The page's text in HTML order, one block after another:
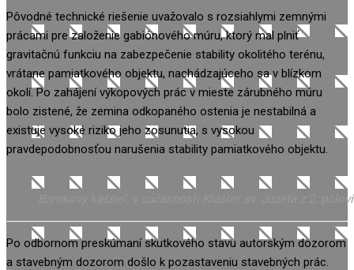
Pôvodné technické riešenie uvažovalo s rozsiahlymi zemnými
prácami pre založenie gabiónového múru, ktorý mal plniť
gravitačnú funkciu na zabezpečenie stability okolitého terénu,
vrátane pamiatkového objektu, nachádzajúceho sa v blízkom
okolí. Po zahájení výkopových prác v mieste zárubného múru
bolo zistené, že zemina odkopaného ostenia je nestabilná a
existuje vysoké riziko jeho zosunutia, s vysokou
pravdepodobnosťou narušenia stability pamiatkového objektu.
Barokový kaštieľ, v súčasnosti Kláštor sv. Jozefa z 2.
Po odbornom preskúmaní skutkového stavu autorským dozorom
a stavebným dozorom došlo k pozastaveniu stavebných prác.